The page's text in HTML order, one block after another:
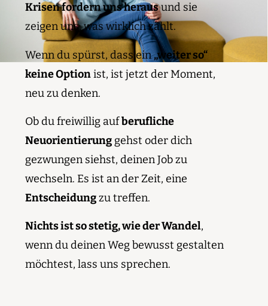
Krisen fordern uns herausund sie
zeigen uns, was wirklich zählt.
Wenn du spürst, dass ein„weiter so“
keine Optionist, ist jetzt der Moment,
neu zu denken.
Ob du freiwillig aufberufliche
Neuorientierung gehst oder dich
gezwungen siehst, deinen Job zu
wechseln. Es ist an der Zeit, eine
Entscheidungzu treffen.
Nichts ist so stetig, wie der Wandel,
wenn du deinen Weg bewusst gestalten
möchtest, lass uns sprechen.